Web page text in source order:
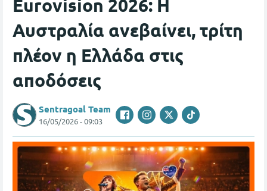
Eurovision 2026: Η
Αυστραλία ανεβαίνει, τρίτη
πλέον η Ελλάδα στις
αποδόσεις
Sentragoal Team
16/05/2026 - 09:03